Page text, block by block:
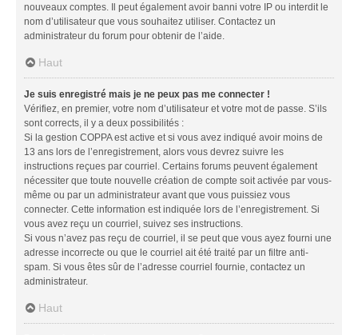
nouveaux comptes. Il peut également avoir banni votre IP ou interdit le
nom d’utilisateur que vous souhaitez utiliser. Contactez un
administrateur du forum pour obtenir de l’aide.
Haut
Je suis enregistré mais je ne peux pas me connecter !
Vérifiez, en premier, votre nom d’utilisateur et votre mot de passe. S’ils
sont corrects, il y a deux possibilités :
Si la gestion COPPA est active et si vous avez indiqué avoir moins de
13 ans lors de l’enregistrement, alors vous devrez suivre les
instructions reçues par courriel. Certains forums peuvent également
nécessiter que toute nouvelle création de compte soit activée par vous-
même ou par un administrateur avant que vous puissiez vous
connecter. Cette information est indiquée lors de l’enregistrement. Si
vous avez reçu un courriel, suivez ses instructions.
Si vous n’avez pas reçu de courriel, il se peut que vous ayez fourni une
adresse incorrecte ou que le courriel ait été traité par un filtre anti-
spam. Si vous êtes sûr de l’adresse courriel fournie, contactez un
administrateur.
Haut